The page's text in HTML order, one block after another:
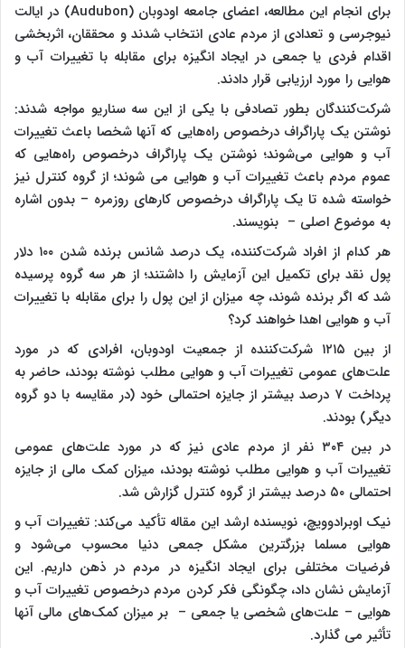
برای انجام این مطالعه، اعضای جامعه اودوبان (Audubon) در ایالت
نیوجرسی و تعدادی از مردم عادی انتخاب شدند و محققان، اثربخشی
اقدام فردی یا جمعی در ایجاد انگیزه برای مقابله با تغییرات آب و
هوایی را مورد ارزیابی قرار دادند.
شرکت‌کنندگان بطور تصادفی با یکی از این سه سناریو مواجه شدند:
نوشتن یک پاراگراف درخصوص راه‌هایی که آنها شخصا باعث تغییرات
آب و هوایی می‌شوند؛ نوشتن یک پاراگراف درخصوص راه‌هایی که
عموم مردم باعث تغییرات آب و هوایی می شوند؛ از گروه کنترل نیز
خواسته شده تا یک پاراگراف درخصوص کارهای روزمره – بدون اشاره
به موضوع اصلی – بنویسند.
هر کدام از افراد شرکت‌کننده، یک درصد شانس برنده شدن ۱۰۰ دلار
پول نقد برای تکمیل این آزمایش را داشتند؛ از هر سه گروه پرسیده
شد که اگر برنده شوند، چه میزان از این پول را برای مقابله با تغییرات
آب و هوایی اهدا خواهند کرد؟
از بین ۱۲۱۵ شرکت‌کننده از جمعیت اودوبان، افرادی که در مورد
علت‌های عمومی تغییرات آب و هوایی مطلب نوشته بودند، حاضر به
پرداخت ۷ درصد بیشتر از جایزه احتمالی خود (در مقایسه با دو گروه
دیگر) بودند.
در بین ۳۰۴ نفر از مردم عادی نیز که در مورد علت‌های عمومی
تغییرات آب و هوایی مطلب نوشته بودند، میزان کمک مالی از جایزه
احتمالی ۵۰ درصد بیشتر از گروه کنترل گزارش شد.
نیک اوبرادوویچ، نویسنده ارشد این مقاله تأکید می‌کند: تغییرات آب و
هوایی مسلما بزرگترین مشکل جمعی دنیا محسوب می‌شود و
فرضیات مختلفی برای ایجاد انگیزه در مردم در ذهن داریم. این
آزمایش نشان داد، چگونگی فکر کردن مردم درخصوص تغییرات آب و
هوایی – علت‌های شخصی یا جمعی – بر میزان کمک‌های مالی آنها
تأثیر می گذارد.